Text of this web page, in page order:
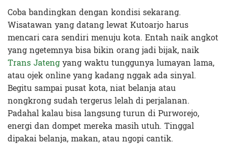
Coba bandingkan dengan kondisi sekarang.
Wisatawan yang datang lewat Kutoarjo harus
mencari cara sendiri menuju kota. Entah naik angkot
yang ngetemnya bisa bikin orang jadi bijak, naik
Trans Jatengyang waktu tunggunya lumayan lama,
atau ojek online yang kadang nggak ada sinyal.
Begitu sampai pusat kota, niat belanja atau
nongkrong sudah tergerus lelah di perjalanan.
Padahal kalau bisa langsung turun di Purworejo,
energi dan dompet mereka masih utuh. Tinggal
dipakai belanja, makan, atau ngopi cantik.